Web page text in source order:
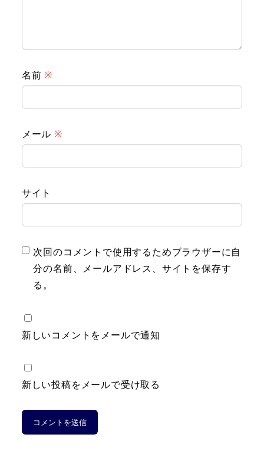
名前 ※
メール ※
サイト
次回のコメントで使用するためブラウザーに自
分の名前、メールアドレス、サイトを保存す
る。
新しいコメントをメールで通知
新しい投稿をメールで受け取る